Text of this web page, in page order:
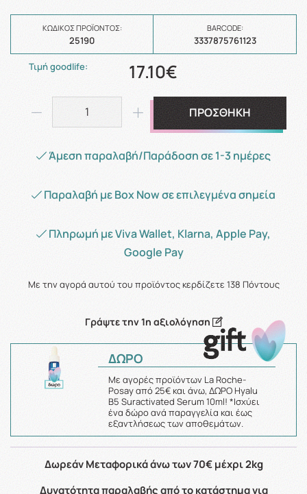
ΚΩΔΙΚΌΣ ΠΡΟΪΌΝΤΟΣ:
25190
BARCODE:
3337875761123
Τιμή goodlife: 17.10€
ΠΡΟΣΘΗΚΗ
Άμεση παραλαβή/Παράδοση σε 1-3 ημέρες
Παραλαβή με Box Now σε επιλεγμένα σημεία
Πληρωμή με Viva Wallet, Klarna, Apple Pay,
Google Pay
Με την αγορά αυτού του προϊόντος κερδίζετε 138 Πόντους
Γράψτε την 1η αξιολόγηση
ΔΩΡΟ
Με αγορές προϊόντων La Roche-
Posay από 25€ και άνω, ΔΩΡΟ Hyalu
B5 Suractivated Serum 10ml! *Ισχύει
ένα δώρο ανά παραγγελία και έως
εξαντλήσεως των αποθεμάτων.
Δωρεάν Μεταφορικά άνω των 70€ μέχρι 2kg
Δυνατότητα παραλαβής από το κατάστημα για